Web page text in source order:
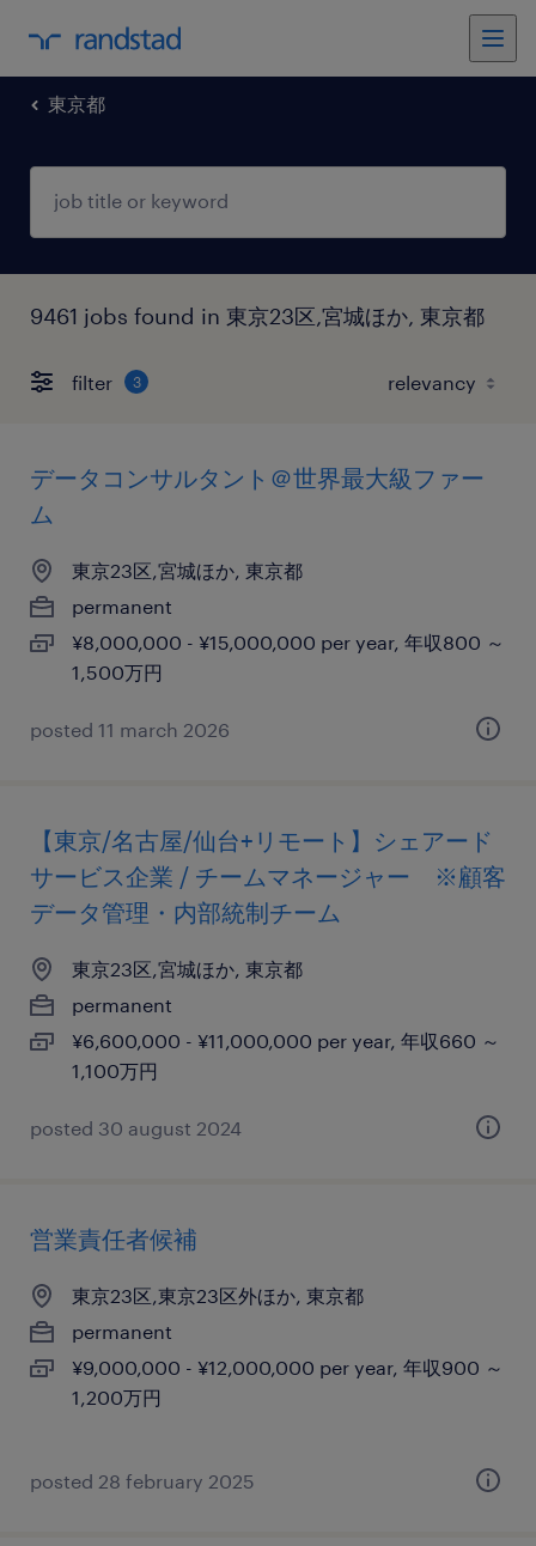
東京都
9461 jobs found in 東京23区,宮城ほか, 東京都
filter 3
データコンサルタント＠世界最大級ファー
ム
東京23区,宮城ほか, 東京都
permanent
¥8,000,000 - ¥15,000,000 per year, 年収800 ～
1,500万円
posted 11 march 2026
【東京/名古屋/仙台+リモート】シェアード
サービス企業 / チームマネージャー ※顧客
データ管理・内部統制チーム
東京23区,宮城ほか, 東京都
permanent
¥6,600,000 - ¥11,000,000 per year, 年収660 ～
1,100万円
posted 30 august 2024
営業責任者候補
東京23区,東京23区外ほか, 東京都
permanent
¥9,000,000 - ¥12,000,000 per year, 年収900 ～
1,200万円
posted 28 february 2025